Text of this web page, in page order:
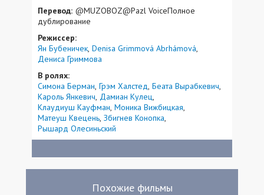
Перевод: @MUZOBOZ@Pazl VoiceПолное
дублирование
Режиссер:
Ян Бубеничек Denisa Grimmová Abrhámová
Дениса Гриммова
В ролях:
Симона Берман Грэм Халстед Беата Вырабкевич
Кароль Янкевич Дамиан Кулец
Клаудиуш Кауфман Моника Вижбицкая
Матеуш Квецень Збигнев Конопка
Рышард Олесиньский
Похожие фильмы